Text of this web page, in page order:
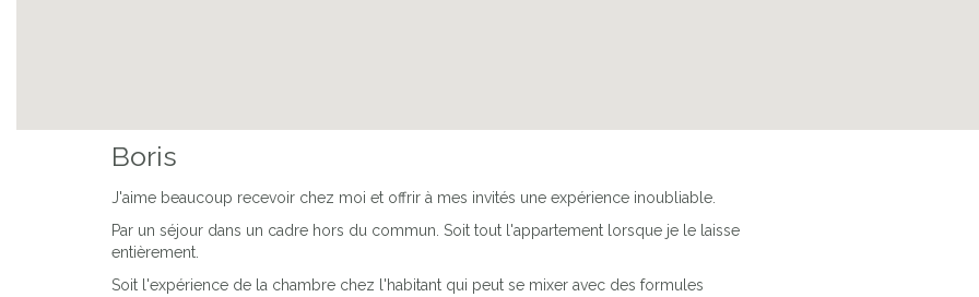
Boris
J'aime beaucoup recevoir chez moi et offrir à mes invités une expérience inoubliable.
Par un séjour dans un cadre hors du commun. Soit tout l'appartement lorsque je le laisse
entièrement.
Soit l'expérience de la chambre chez l'habitant qui peut se mixer avec des formules